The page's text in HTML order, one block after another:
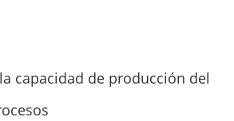
capacidad de producción del